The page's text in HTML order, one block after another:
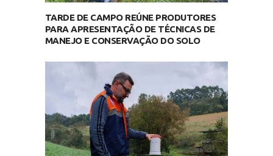
TARDE DE CAMPO REÚNE PRODUTORES
PARA APRESENTAÇÃO DE TÉCNICAS DE
MANEJO E CONSERVAÇÃO DO SOLO